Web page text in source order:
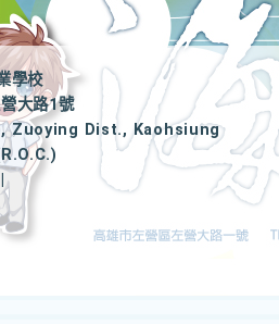
學校
大路1號
Zuoying Dist., Kaohsiung
|